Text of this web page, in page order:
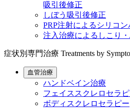
吸引後修正
しぼう吸引後修正
PRP注射によるシリコ
注入治療によるしこり
症状別専門治療 Treatments by
血管治療
ハンドベイン治療
フェイススクレロセラ
ボディスクレロセラピー